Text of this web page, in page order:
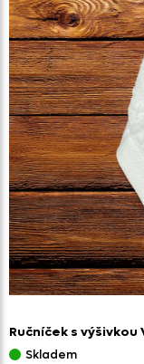
Ručníček s
Skladem